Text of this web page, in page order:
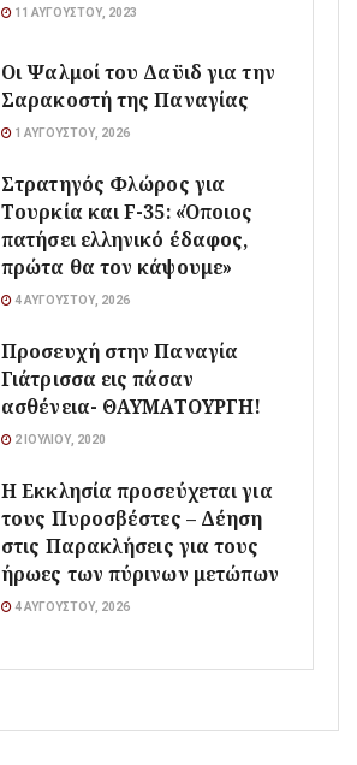
11 ΑΥΓΟΎΣΤΟΥ, 2023
Οι Ψαλμοί του Δαϋιδ για την
Σαρακοστή της Παναγίας
1 ΑΥΓΟΎΣΤΟΥ, 2026
Στρατηγός Φλώρος για
Τουρκία και F-35: «Όποιος
πατήσει ελληνικό έδαφος,
πρώτα θα τον κάψουμε»
4 ΑΥΓΟΎΣΤΟΥ, 2026
Προσευχή στην Παναγία
Γιάτρισσα εις πάσαν
ασθένεια- ΘΑΥΜΑΤΟΥΡΓΗ!
2 ΙΟΥΛΊΟΥ, 2020
Η Εκκλησία προσεύχεται για
τους Πυροσβέστες – Δέηση
στις Παρακλήσεις για τους
ήρωες των πύρινων μετώπων
4 ΑΥΓΟΎΣΤΟΥ, 2026